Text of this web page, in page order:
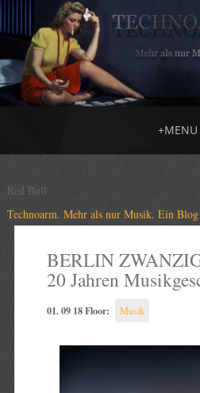
+MENU
Red Bull
Technoarm. Mehr als nur Musik. Ein
BERLIN
20 Jahren
01. 09 18 Floor: Musik